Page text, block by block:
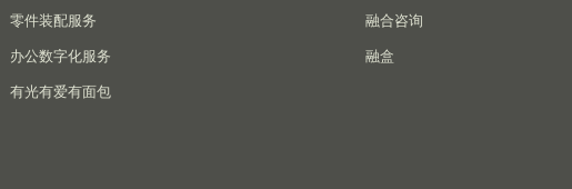
零件装配服务
办公数字化服务
有光有爱有面包
融合咨询
融盒